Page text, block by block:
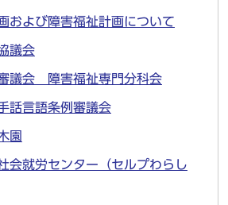
および障害福祉計画について
議会
議会 障害福祉専門分科会
話言語条例審議会
園
会就労センター（セルプわらし